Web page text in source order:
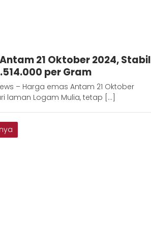
21 Oktober 2024, Stabil
per Gram
– Harga emas Antam 21 Oktober
laman Logam Mulia, tetap […]